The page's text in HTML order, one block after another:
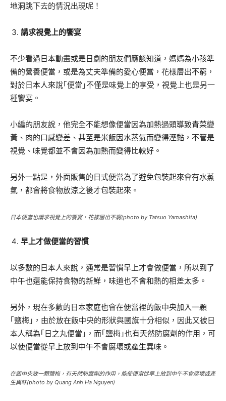
地洞跳下去的情況出現呢！
講求視覺上的饗宴
不少看過日本動畫或是日劇的朋友們應該知道，媽媽為小孩準
備的營養便當，或是為丈夫準備的愛心便當，花樣層出不窮，
對於日本人來說｢便當｣不僅是味覺上的享受，視覺上也是另一
種饗宴。
小編的朋友說，他完全不能想像便當因為加熱過頭導致青菜變
黃、肉的口感變差、甚至是米飯因水蒸氣而變得溼黏，不管是
視覺、味覺都並不會因為加熱而變得比較好。
另外一點是，外面販售的日式便當為了避免包裝起來會有水蒸
氣，都會將食物放涼之後才包裝起來。
日本便當也講求視覺上的饗宴，花樣層出不窮(photo by Tatsuo Yamashita)
早上才做便當的習慣
以多數的日本人來說，通常是習慣早上才會做便當，所以到了
中午也還能保持食物的新鮮，味道也不會和熱的相差太多。
另外，現在多數的日本家庭也會在便當裡的飯中央加入一顆
｢鹽梅｣，由於放在飯中央的形狀與國旗十分相似，因此又被日
本人稱為｢日之丸便當｣，而｢鹽梅｣也有天然防腐劑的作用，可
以使便當從早上放到中午不會腐壞或產生異味。
在飯中央放一顆鹽梅，有天然防腐劑的作用，能使便當從早上放到中午不會腐壞或產
生異味(photo by Quang Anh Ha Nguyen)